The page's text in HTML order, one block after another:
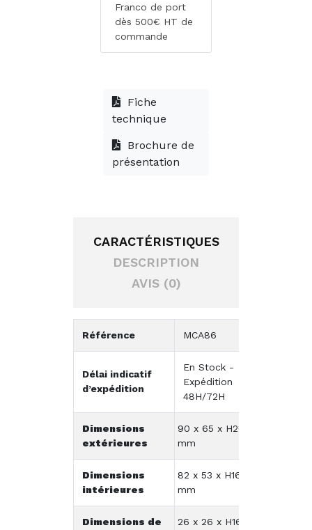
Franco de port
dès 500€ HT de
commande
Fiche
technique
Brochure de
présentation
CARACTÉRISTIQUES
DESCRIPTION
AVIS (0)
Référence MCA86
Délai indicatif
d’expédition
En Stock -
Expédition
48H/72H
Dimensions
extérieures
90 x 65 x H20
mm
Dimensions
intérieures
82 x 53 x H16
mm
Dimensions de
26 x 26 x H16